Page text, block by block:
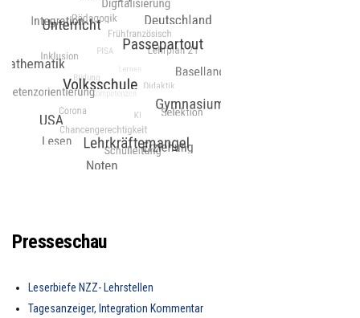
Presseschau
Leserbiefe NZZ- Lehrstellen
Tagesanzeiger, Integration Kommentar